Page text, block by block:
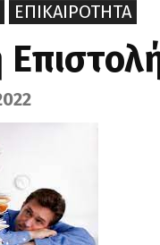
ΕΠΙΚΑΙΡΟΤΗΤΑ